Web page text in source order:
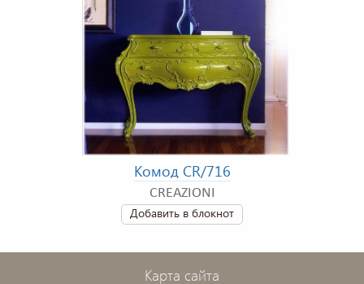
Комод CR/716
CREAZIONI
Добавить в блокнот
Карта сайта